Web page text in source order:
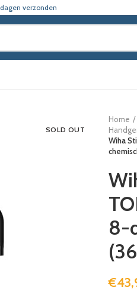
dagen verzonden
SOLD OUT
Home
Wiha
8-
€